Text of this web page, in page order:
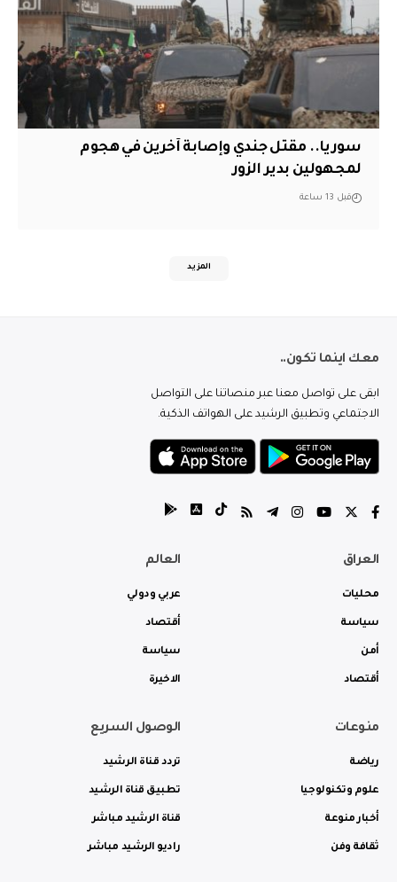
سوريا.. مقتل جندي وإصابة آخرين في هجوم
لمجهولين بدير الزور
قبل 13 ساعة
المزيد
معك اينما تكون..
ابقى على تواصل معنا عبر منصاتنا على التواصل
الاجتماعي وتطبيق الرشيد على الهواتف الذكية.
العراق
محليات
سياسة
أمن
أقتصاد
العالم
عربي ودولي
أقتصاد
سياسة
الاخيرة
منوعات
رياضة
علوم وتكنولوجيا
أخبار منوعة
ثقافة وفن
الوصول السريع
تردد قناة الرشيد
تطبيق قناة الرشيد
قناة الرشيد مباشر
راديو الرشيد مباشر